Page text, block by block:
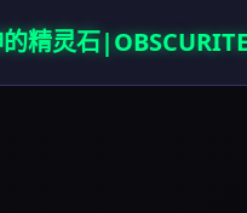
精灵石